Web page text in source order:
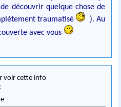
découvrir quelque chose de
traumatisé
). Au
avec vous
voir cette info